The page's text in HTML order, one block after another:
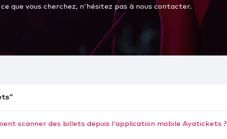
ce que vous cherchez, n'hésitez pas à nous contacter.
scanner des billets depuis l'application mobile Ayatickets ?